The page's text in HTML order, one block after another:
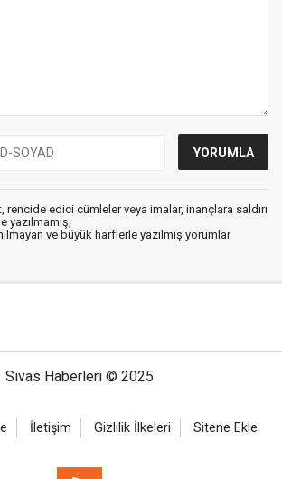
rencide edici cümleler veya imalar, inançlara saldırı
yazılmamış,
ve büyük harflerle yazılmış yorumlar
Sivas Haberleri © 2025
İletişim Gizlilik İlkeleri Sitene Ekle